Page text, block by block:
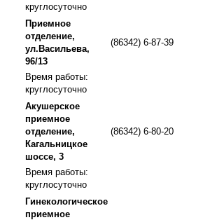
круглосуточно
Приемное
отделение,
ул.Васильева,
96/13
(86342) 6-87-39
Время работы:
круглосуточно
Акушерское
приемное
отделение,
Кагальницкое
шоссе, 3
(86342) 6-80-20
Время работы:
круглосуточно
Гинекологическое
приемное